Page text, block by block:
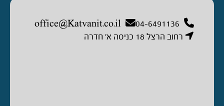
04-6491136
office@Katvanit.co.il
רחוב הרצל 18 כניסה א’ חדרה